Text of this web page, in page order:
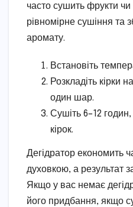
часто сушить фрукти чи
рівномірне сушіння та
аромату.
Встановіть
Розкладіть кірки
один шар.
Сушіть 6–12
кірок.
Дегідратор економить
духовкою, а результат
Якщо у вас немає
його придбання, якщо